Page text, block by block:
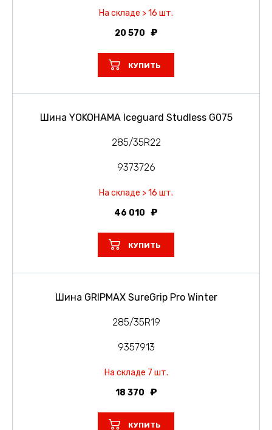
На складе > 16 шт.
20 570
КУПИТЬ
Шина YOKOHAMA Iceguard Studless G075
285/35R22
9373726
На складе > 16 шт.
46 010
КУПИТЬ
Шина GRIPMAX SureGrip Pro Winter
285/35R19
9357913
На складе 7 шт.
18 370
КУПИТЬ